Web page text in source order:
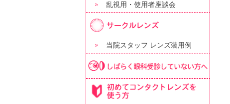
乱視用・使用者座談会
当院スタッフ レンズ装用例